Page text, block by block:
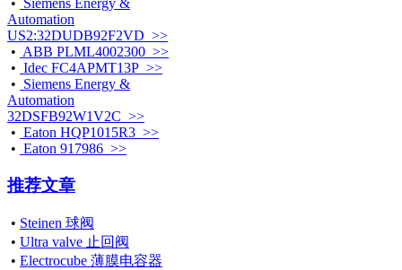
• Siemens Energy &
Automation
US2:32DUDB92F2VD >>
• ABB PLML4002300 >>
• Idec FC4APMT13P >>
• Siemens Energy &
Automation
32DSFB92W1V2C >>
• Eaton HQP1015R3 >>
• Eaton 917986 >>
推荐文章
• Steinen 球阀
• Ultra valve 止回阀
• Electrocube 薄膜电容器